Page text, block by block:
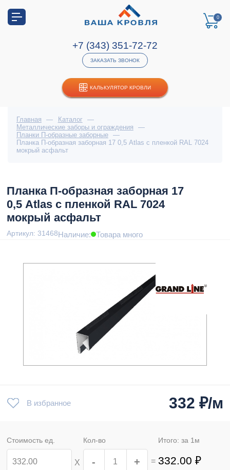
КАЛЬКУЛЯТОР КРОВЛИ
0
+7 (343) 351-72-72
ЗАКАЗАТЬ ЗВОНОК
Главная — Каталог
—
Металлические заборы и ограждения
—
Планки П-образные заборные
—
Планка П-образная заборная 17 0,5 Atlas с пленкой RAL 7024
мокрый асфальт
Планка П-образная заборная 17
0,5 Atlas с пленкой RAL 7024
мокрый асфальт
Артикул: 31468Наличие: Товара много
В избранное 332 ₽/м
Стоимость ед.
Х
Кол-во
- + =
Итого: за 1 м
332.00 ₽